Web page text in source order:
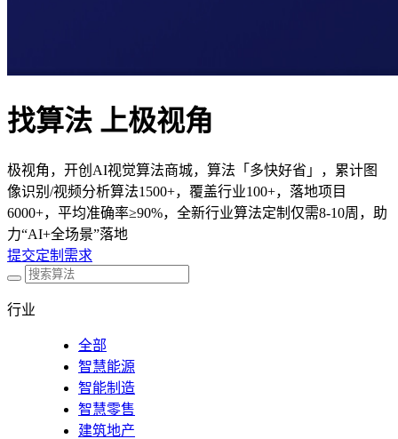
找算法 上极视角
极视角，开创AI视觉算法商城，算法「多快好省」，累计图
像识别/视频分析算法1500+，覆盖行业100+，落地项目
6000+，平均准确率≥90%，全新行业算法定制仅需8-10周，助
力“AI+全场景”落地
提交定制需求
行业
全部
智慧能源
智能制造
智慧零售
建筑地产